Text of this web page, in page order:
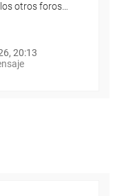
otros foros…
20:13